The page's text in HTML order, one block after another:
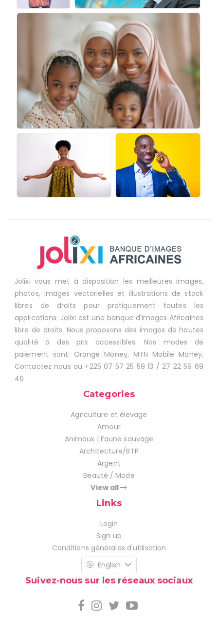
Jolixi vous met à disposition les meilleures images,
photos, images vectorielles et illustrations de stock
libres de droits pour pratiquement toutes les
applications. Jolixi est une banque d'Images Africaines
libre de droits. Nous proposons des images de hautes
qualité à des prix accessibles. Nos modes de
paiement sont: Orange Money, MTN Mobile Money.
Contactez nous au +225 07 57 25 59 13 / 27 22 59 69
46
Categories
Agriculture et élevage
Amour
Animaux | Faune sauvage
Architecture/BTP
Argent
Beauté / Mode
View all
Links
Login
Sign up
Conditions générales d'utilisation
English
Suivez-nous sur les réseaux sociaux